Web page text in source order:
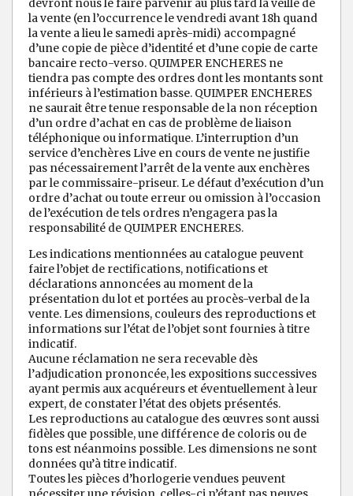
devront nous le faire parvenir au plus tard la veille de
la vente (en l’occurrence le vendredi avant 18h quand
la vente a lieu le samedi après-midi) accompagné
d’une copie de pièce d’identité et d’une copie de carte
bancaire recto-verso. QUIMPER ENCHERES ne
tiendra pas compte des ordres dont les montants sont
inférieurs à l’estimation basse. QUIMPER ENCHERES
ne saurait être tenue responsable de la non réception
d’un ordre d’achat en cas de problème de liaison
téléphonique ou informatique. L’interruption d’un
service d’enchères Live en cours de vente ne justifie
pas nécessairement l’arrêt de la vente aux enchères
par le commissaire-priseur. Le défaut d’exécution d’un
ordre d’achat ou toute erreur ou omission à l’occasion
de l’exécution de tels ordres n’engagera pas la
responsabilité de QUIMPER ENCHERES.
Les indications mentionnées au catalogue peuvent
faire l’objet de rectifications, notifications et
déclarations annoncées au moment de la
présentation du lot et portées au procès-verbal de la
vente. Les dimensions, couleurs des reproductions et
informations sur l’état de l’objet sont fournies à titre
indicatif.
Aucune réclamation ne sera recevable dès
l’adjudication prononcée, les expositions successives
ayant permis aux acquéreurs et éventuellement à leur
expert, de constater l’état des objets présentés.
Les reproductions au catalogue des œuvres sont aussi
fidèles que possible, une différence de coloris ou de
tons est néanmoins possible. Les dimensions ne sont
données qu’à titre indicatif.
Toutes les pièces d’horlogerie vendues peuvent